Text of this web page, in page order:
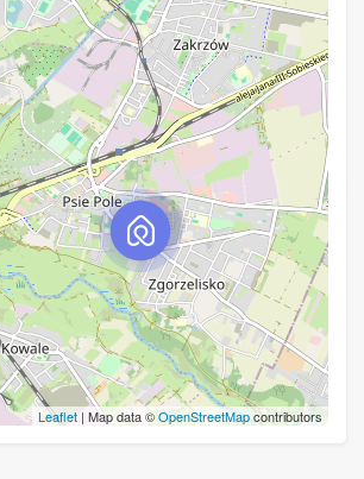
Leaflet | Map data ©OpenStreetMapcontributors